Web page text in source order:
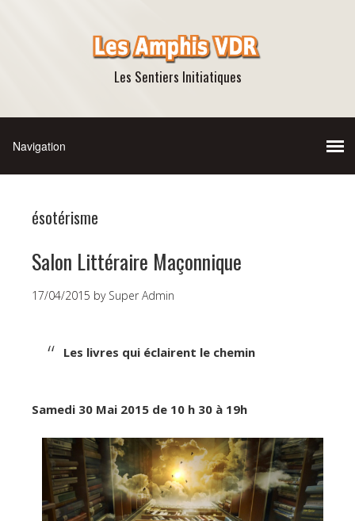
Les Sentiers Initiatiques
ésotérisme
Salon Littéraire Maçonnique
17/04/2015 by Super Admin
Les livres qui éclairent le chemin
Samedi 30 Mai 2015 de 10 h 30 à 19h